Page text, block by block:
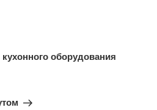
оборудования